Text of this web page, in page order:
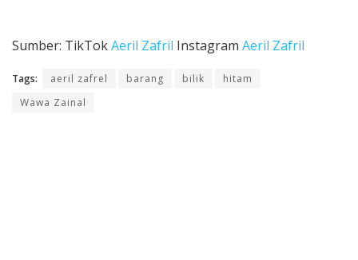
Sumber: TikTokAeril Zafril Instagram Aeril Zafril
Tags: aeril zafrel barang bilik
hitam
Wawa Zainal